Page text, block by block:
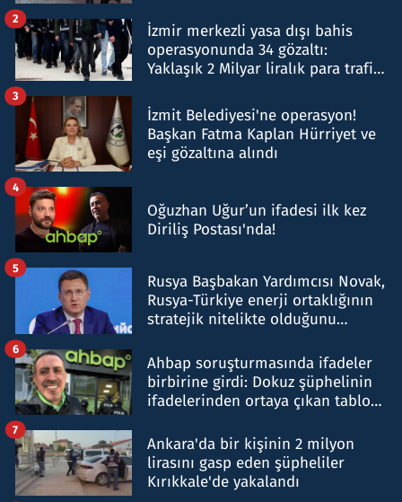
İzmir merkezli yasa dışı bahis
operasyonunda 34 gözaltı:
Yaklaşık 2 Milyar liralık para trafiği
2
İzmit Belediyesi'ne operasyon!
Başkan Fatma Kaplan Hürriyet ve
eşi gözaltına alındı
3
Oğuzhan Uğur’un ifadesi ilk kez
Diriliş Postası'nda!
4
Rusya Başbakan Yardımcısı Novak,
Rusya-Türkiye enerji ortaklığının
stratejik nitelikte olduğunu
5
Ahbap soruşturmasında ifadeler
birbirine girdi: Dokuz şüphelinin
ifadelerinden ortaya çıkan tablo
6
Ankara'da bir kişinin 2 milyon
lirasını gasp eden şüpheliler
Kırıkkale'de yakalandı
7